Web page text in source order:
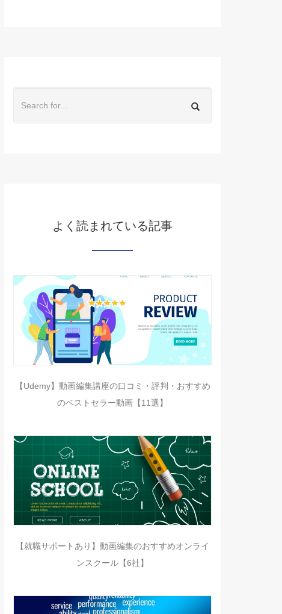
よく読まれている記事
【Udemy】動画編集講座の口コミ・評判・おすすめ
のベストセラー動画【11選】
【就職サポートあり】動画編集のおすすめオンライ
ンスクール【6社】